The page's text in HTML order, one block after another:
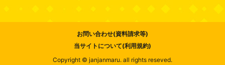
お問い合わせ(資料請求等)
当サイトについて(利用規約)
Copyright © janjanmaru. all rights reseved.